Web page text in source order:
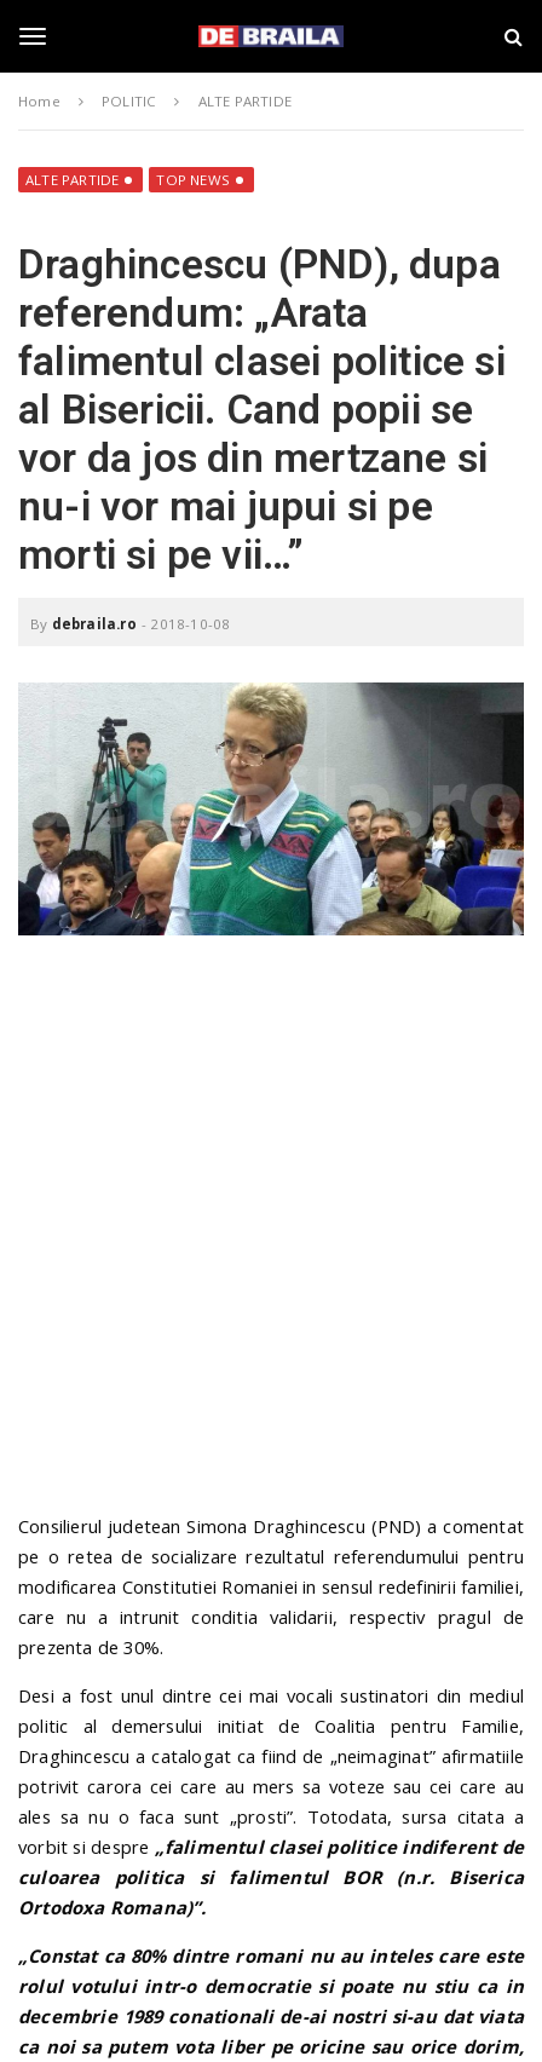
g
l
e
n
a
a
t
i
a
a
–
d
e
b
r
a
i
l
a
.
r
o
Home POLITIC ALTE PARTIDE
ALTE PARTIDE TOP NEWS
Draghincescu (PND), dupa
referendum: „Arata
falimentul clasei politice si
al Bisericii. Cand popii se
vor da jos din mertzane si
nu-i vor mai jupui si pe
morti si pe vii…”
By debraila.ro - 2018-10-08
Consilierul judetean Simona Draghincescu (PND) a comentat
pe o retea de socializare rezultatul referendumului pentru
modificarea Constitutiei Romaniei in sensul redefinirii familiei,
care nu a intrunit conditia validarii, respectiv pragul de
prezenta de 30%.
Desi a fost unul dintre cei mai vocali sustinatori din mediul
politic al demersului initiat de Coalitia pentru Familie,
Draghincescu a catalogat ca fiind de „neimaginat” afirmatiile
potrivit carora cei care au mers sa voteze sau cei care au
ales sa nu o faca sunt „prosti”. Totodata, sursa citata a
vorbit si despre „falimentul clasei politice indiferent de
culoarea politica si falimentul BOR (n.r. Biserica
Ortodoxa Romana)”.
„Constat ca 80% dintre romani nu au inteles care este
rolul votului intr-o democratie si poate nu stiu ca in
decembrie 1989 conationali de-ai nostri si-au dat viata
ca noi sa putem vota liber pe oricine sau orice dorim,